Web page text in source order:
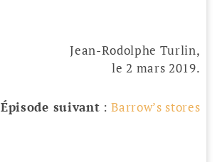
Jean-Rodolphe Turlin,
le 2 mars 2019.
Épisode suivant :Barrow’s stores